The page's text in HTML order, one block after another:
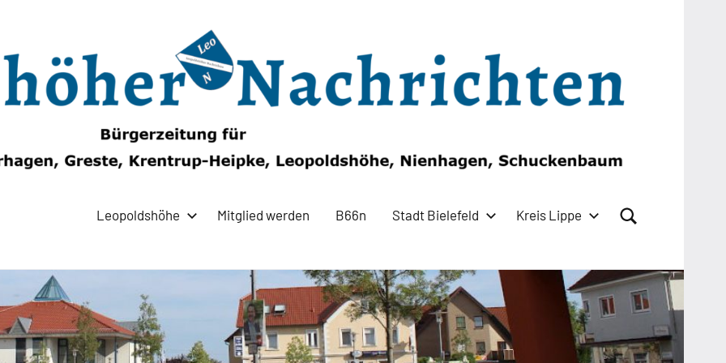
Leopoldshöhe Mitglied werden B66n Stadt Bielefeld Kreis Lippe